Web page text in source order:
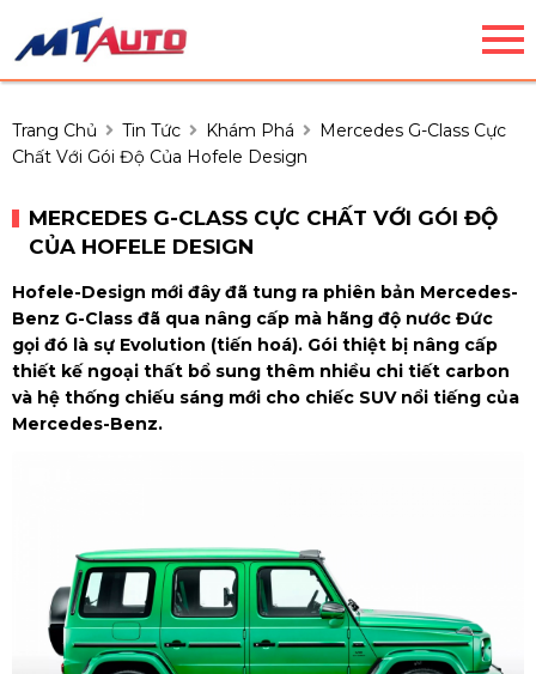
Trang Chủ Tin Tức Khám Phá
Mercedes G-Class Cực
Chất Với Gói Độ Của Hofele Design
MERCEDES G-CLASS CỰC CHẤT VỚI GÓI ĐỘ
CỦA HOFELE DESIGN
Hofele-Design mới đây đã tung ra phiên bản Mercedes-
Benz G-Class đã qua nâng cấp mà hãng độ nước Đức
gọi đó là sự Evolution (tiến hoá). Gói thiệt bị nâng cấp
thiết kế ngoại thất bổ sung thêm nhiều chi tiết carbon
và hệ thống chiếu sáng mới cho chiếc SUV nổi tiếng của
Mercedes-Benz.